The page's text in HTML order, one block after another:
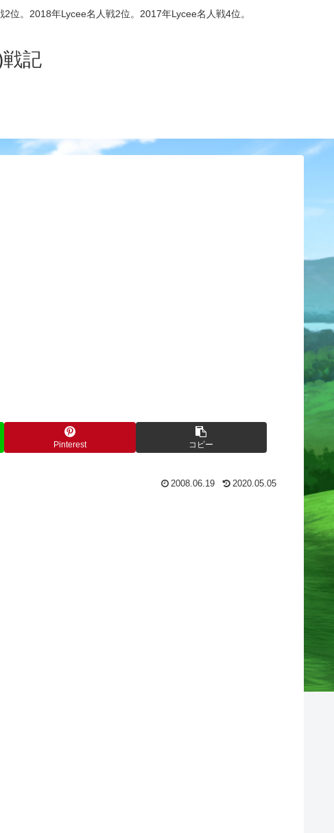
。2018年Lycee名人戦2位。2017年Lycee名人戦4位。
記
Pinterest コピー
2008.06.19 2020.05.05